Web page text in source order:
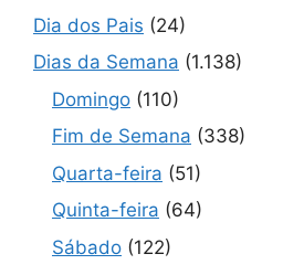
Dia dos Pais (24)
Dias da Semana (1.138)
Domingo (110)
Fim de Semana (338)
Quarta-feira (51)
Quinta-feira (64)
Sábado (122)